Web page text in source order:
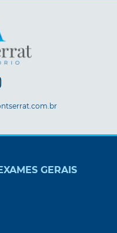
GERAIS